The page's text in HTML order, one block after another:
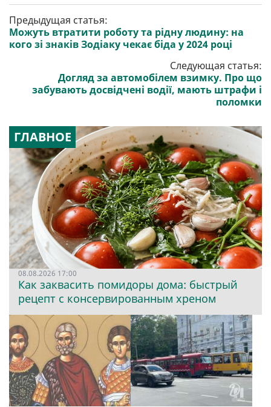
Предыдущая статья:
Можуть втратити роботу та рідну людину: на
кого зі знаків Зодіаку чекає біда у 2024 році
Следующая статья:
Догляд за автомобілем взимку. Про що
забувають досвідчені водії, мають штрафи і
поломки
ГЛАВНОЕ
08.08.2026 17:00
Как заквасить помидоры дома: быстрый
рецепт с консервированным хреном